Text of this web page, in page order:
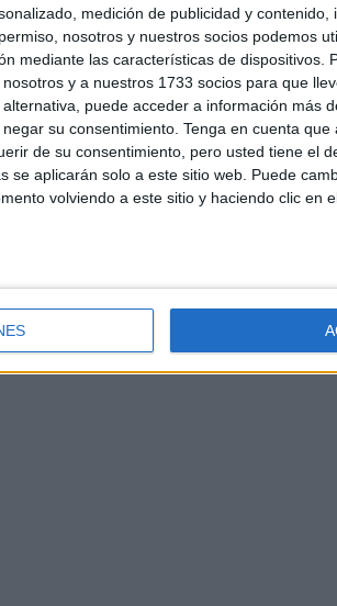
medición de publicidad y contenido,
nosotros y nuestros socios podemos
mediante las características de dispositivos.
y a nuestros 1733 socios para que
puede acceder a información más
su consentimiento. Tenga en cuenta
de su consentimiento, pero usted tiene el
se aplicarán solo a este sitio web. Puede
volviendo a este sitio y haciendo clic en